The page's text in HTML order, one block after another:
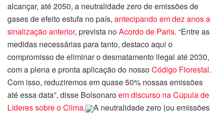
alcançar, até 2050, a neutralidade zero de emissões de
gases de efeito estufa no país, antecipando em dez anos a
sinalização anterior, prevista noAcordo de Paris. “Entre as
medidas necessárias para tanto, destaco aqui o
compromisso de eliminar o desmatamento ilegal até 2030,
com a plena e pronta aplicação do nossoCódigo Florestal.
Com isso, reduziremos em quase 50% nossas emissões
até essa data”, disse Bolsonaroem discurso na Cúpula de
Líderes sobre o Clima.
A neutralidade zero (ou emissões